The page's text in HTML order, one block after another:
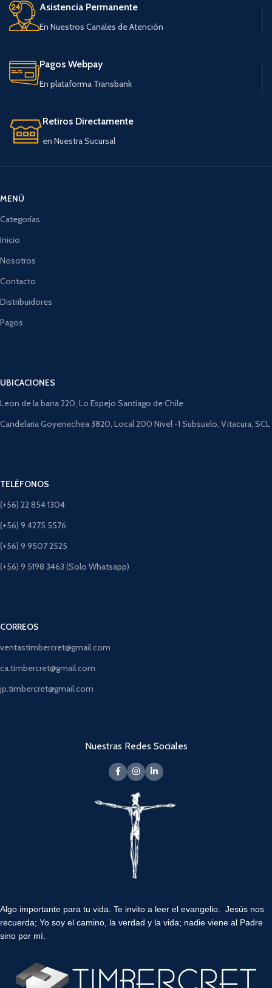
Asistencia Permanente
En Nuestros Canales de Atención
Pagos Webpay
En plataforma Transbank
Retiros Directamente
en Nuestra Sucursal
MENÚ
Categorías
Inicio
Nosotros
Contacto
Distribuidores
Pagos
UBICACIONES
Leon de la barra 220, Lo Espejo Santiago de Chile
Candelaria Goyenechea 3820, Local 200 Nivel -1 Subsuelo, Vitacura, SCL
TELÉFONOS
(+56) 22 854 1304
(+56) 9 4275 5576
(+56) 9 9507 2525
(+56) 9 5198 3463 (Solo Whatsapp)
CORREOS
ventastimbercret@gmail.com
ca.timbercret@gmail.com
jp.timbercret@gmail.com
Nuestras Redes Sociales
Algo importante para tu vida. Te invito a leer el evangelio. Jesús nos
recuerda; Yo soy el camino, la verdad y la vida; nadie viene al Padre
sino por mí.